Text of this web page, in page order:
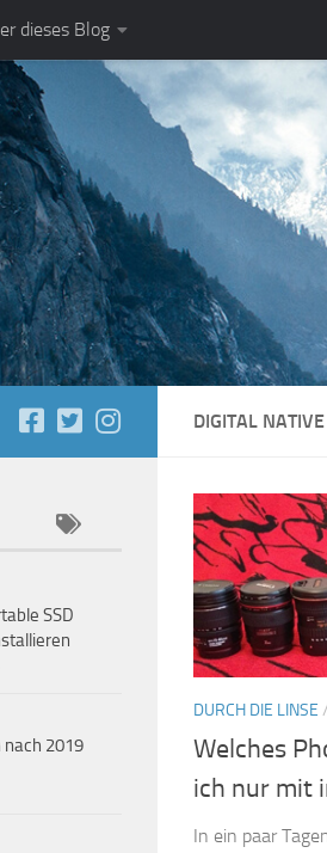
dieses Blog
DIGITAL NATIVE
DURCH DIE LINSE /
Welches
ich nur mit
In ein paar
SSD
nach 2019